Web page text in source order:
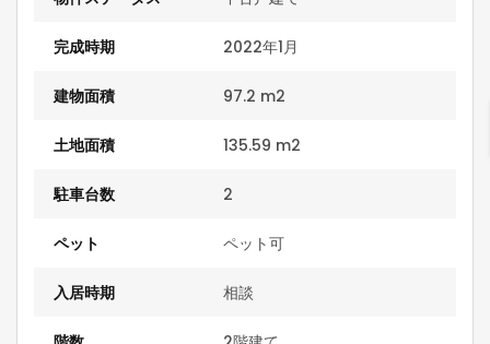
完成時期 2022年1月
建物面積 97.2 m2
土地面積 135.59 m2
駐車台数 2
ペット ペット可
入居時期 相談